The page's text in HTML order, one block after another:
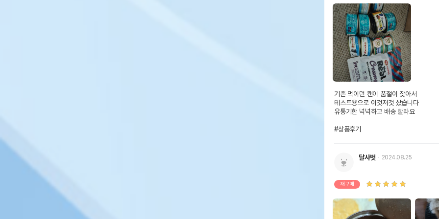
기존 먹이던 캔이 품절이 잦아서
테스트용으로 이것저것 샀습니다
유통기한 넉넉하고 배송 빨라요
#상품후기
달샤벗 2024.08.25
재구매